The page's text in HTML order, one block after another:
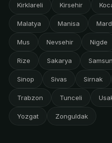
Kirklareli Kirsehir
Malatya Manisa
Mus Nevsehir Nigde
Rize Sakarya Samsun
Sinop Sivas Sirnak
Trabzon Tunceli
Yozgat Zonguldak